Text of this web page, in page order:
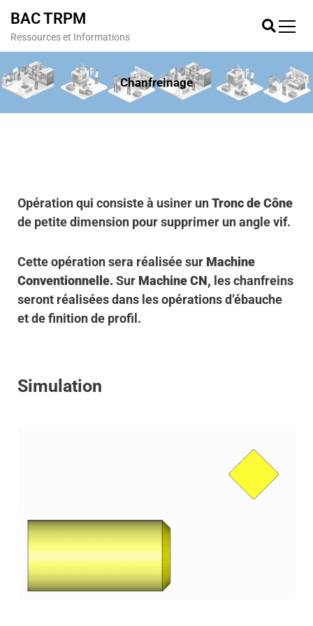
BAC TRPM
Ressources et Informations
Chanfreinage
Opération qui consiste à usiner unTronc de Cône
de petite dimension pour supprimer un angle vif.
Cette opération sera réalisée sur Machine
Conventionnelle.Sur Machine CN, les chanfreins
seront réalisées dans les opérations d’ébauche
et de finition de profil.
Simulation